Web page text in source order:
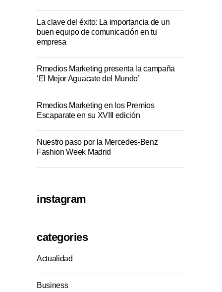
La clave del éxito: La importancia de un
buen equipo de comunicación en tu
empresa
Rmedios Marketing presenta la campaña
‘El Mejor Aguacate del Mundo’
Rmedios Marketing en los Premios
Escaparate en su XVIII edición
Nuestro paso por la Mercedes-Benz
Fashion Week Madrid
instagram
categories
Actualidad
Business